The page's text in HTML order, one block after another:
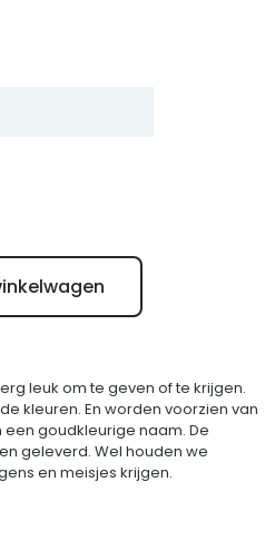
leuk om te geven of te krijgen.
kleuren. En worden voorzien van
goudkleurige naam. De
geleverd. Wel houden we
en meisjes krijgen.